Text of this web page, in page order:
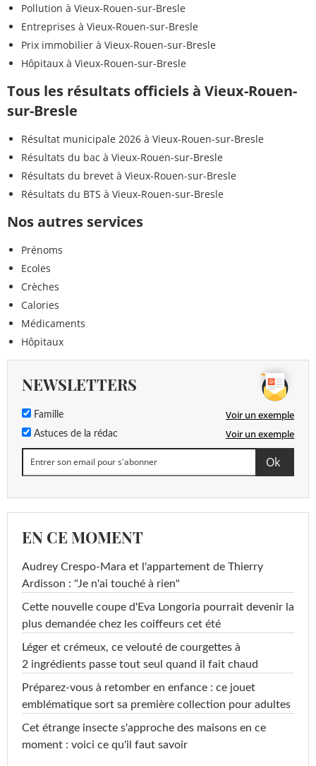
Pollution à Vieux-Rouen-sur-Bresle
Entreprises à Vieux-Rouen-sur-Bresle
Prix immobilier à Vieux-Rouen-sur-Bresle
Hôpitaux à Vieux-Rouen-sur-Bresle
Tous les résultats officiels à Vieux-Rouen-
sur-Bresle
Résultat municipale 2026 à Vieux-Rouen-sur-Bresle
Résultats du bac à Vieux-Rouen-sur-Bresle
Résultats du brevet à Vieux-Rouen-sur-Bresle
Résultats du BTS à Vieux-Rouen-sur-Bresle
Nos autres services
Prénoms
Ecoles
Crèches
Calories
Médicaments
Hôpitaux
NEWSLETTERS
Famille Voir un exemple
Astuces de la rédac Voir un exemple
EN CE MOMENT
Audrey Crespo-Mara et l'appartement de Thierry
Ardisson : "Je n'ai touché à rien"
Cette nouvelle coupe d'Eva Longoria pourrait devenir la
plus demandée chez les coiffeurs cet été
Léger et crémeux, ce velouté de courgettes à
2 ingrédients passe tout seul quand il fait chaud
Préparez-vous à retomber en enfance : ce jouet
emblématique sort sa première collection pour adultes
Cet étrange insecte s'approche des maisons en ce
moment : voici ce qu'il faut savoir